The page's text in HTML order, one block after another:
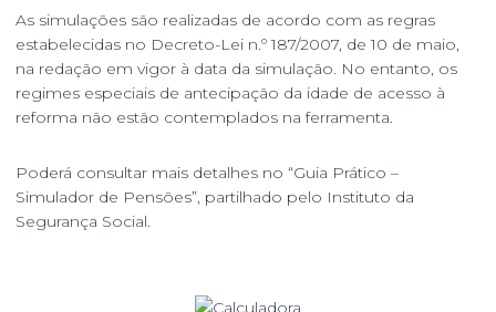
As simulações são realizadas de acordo com as regras
estabelecidas no Decreto-Lei n.º 187/2007, de 10 de maio,
na redação em vigor à data da simulação. No entanto, os
regimes especiais de antecipação da idade de acesso à
reforma não estão contemplados na ferramenta.
Poderá consultar mais detalhes no “Guia Prático –
Simulador de Pensões”, partilhado pelo Instituto da
Segurança Social.